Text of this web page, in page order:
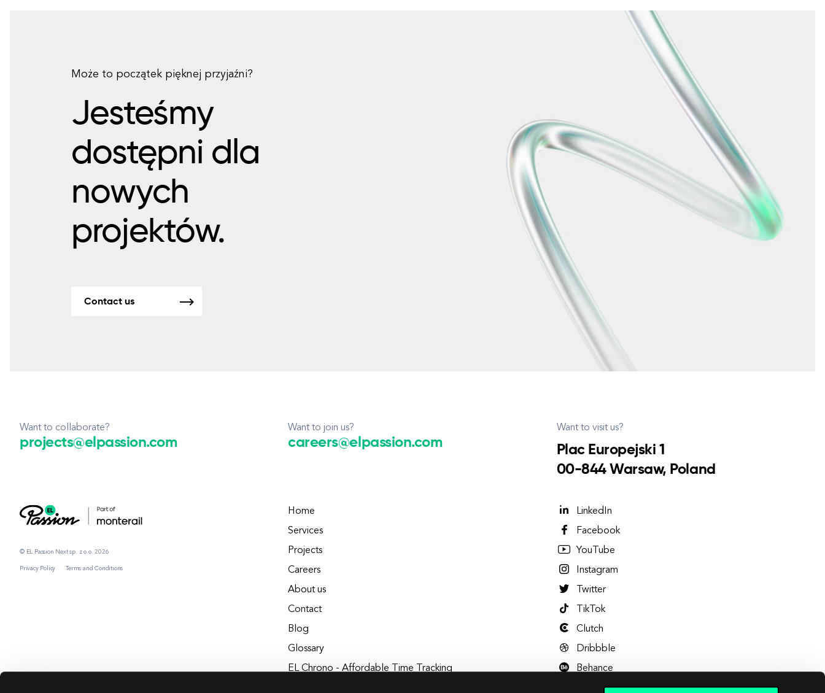
Może to początek pięknej przyjaźni?
Jesteśmy
dostępni dla
nowych
projektów.
Contact us
Want to collaborate?
projects@elpassion.com
Want to join us?
careers@elpassion.com
Want to visit us?
Plac Europejski 1
00-844 Warsaw, Poland
© EL Passion Next sp. z o.o. 2026
Privacy Policy Terms and Conditions
Home
Services
Projects
Careers
About us
Contact
Blog
Glossary
EL Chrono - Affordable Time Tracking
LinkedIn
Facebook
YouTube
Instagram
Twitter
TikTok
Clutch
Dribbble
Behance